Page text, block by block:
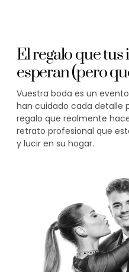
El regalo que tus
esperan (pero
Vuestra boda es un
han cuidado cada detalle
regalo que realmente
retrato profesional que
y lucir en su hogar.